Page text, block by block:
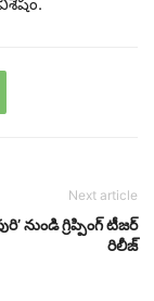
Next article
నుండి గ్రిప్పింగ్ టీజర్
రిలీజ్